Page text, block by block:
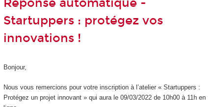
Réponse automatique -
Startuppers : protégez vos
innovations !
Bonjour,
Nous vous remercions pour votre inscription à l’atelier « Startuppers :
Protégez un projet innovant » qui aura le 09/03/2022 de 10h00 à 11h en